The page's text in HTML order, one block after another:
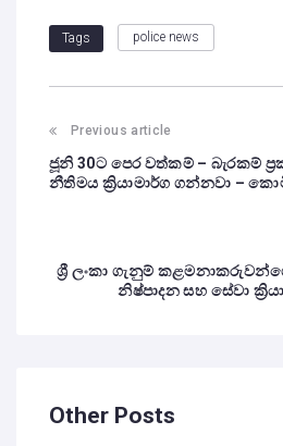
Tags police news
Previous article
ජූනි 30ට පෙර වත්කම් – බැරකම්
නීතිමය ක්‍රියාමාර්ග ගන්නවා –
ශ්‍රී ලංකා ගැනුම්
නිෂ්පාදන සහ සේවා
Other Posts